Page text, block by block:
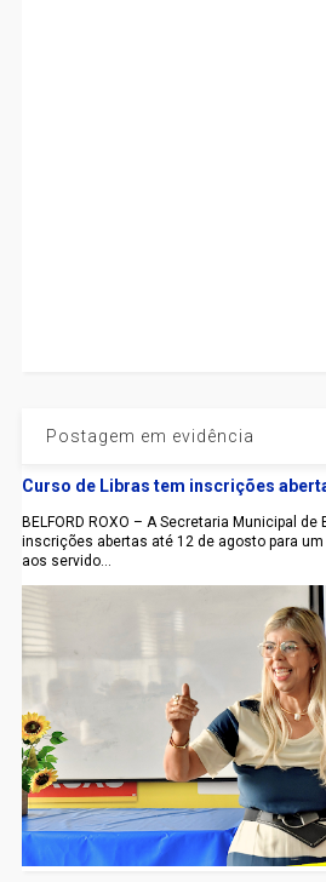
Postagem em evidência
Curso de Libras tem inscrições
BELFORD ROXO – A Secretaria Municipal
inscrições abertas até 12 de agosto para
aos servido...